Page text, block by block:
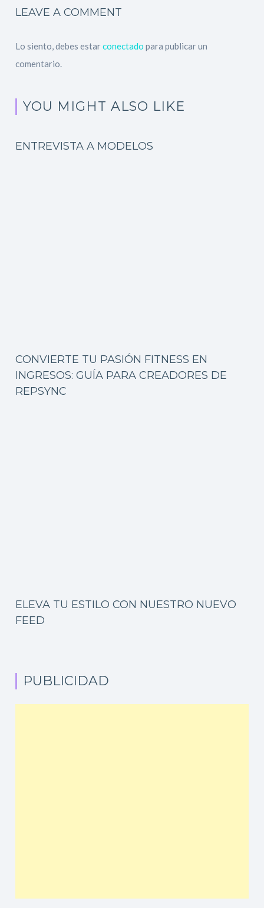
LEAVE A COMMENT
Lo siento, debes estarconectado para publicar un
comentario.
YOU MIGHT ALSO LIKE
ENTREVISTA A MODELOS
CONVIERTE TU PASIÓN FITNESS EN
INGRESOS: GUÍA PARA CREADORES DE
REPSYNC
ELEVA TU ESTILO CON NUESTRO NUEVO
FEED
PUBLICIDAD